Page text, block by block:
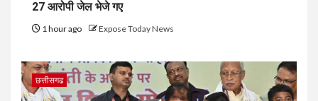
27 आरोपी जेल भेजे गए
1 hour ago Expose Today News
छत्तीसगढ